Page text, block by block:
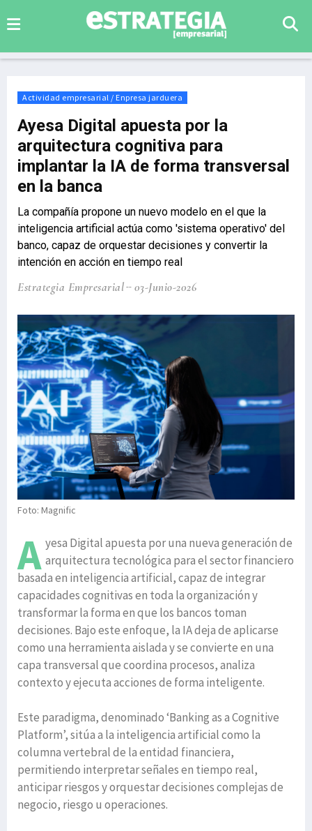
Actividad empresarial / Enpresa jarduera
Ayesa Digital apuesta por la
arquitectura cognitiva para
implantar la IA de forma transversal
en la banca
La compañía propone un nuevo modelo en el que la
inteligencia artificial actúa como 'sistema operativo' del
banco, capaz de orquestar decisiones y convertir la
intención en acción en tiempo real
Estrategia Empresarial 03-Junio-2026
Foto: Magnific
A yesa Digital apuesta por una nueva generación de
arquitectura tecnológica para el sector financiero
basada en inteligencia artificial, capaz de integrar
capacidades cognitivas en toda la organización y
transformar la forma en que los bancos toman
decisiones. Bajo este enfoque, la IA deja de aplicarse
como una herramienta aislada y se convierte en una
capa transversal que coordina procesos, analiza
contexto y ejecuta acciones de forma inteligente.
Este paradigma, denominado ‘Banking as a Cognitive
Platform’, sitúa a la inteligencia artificial como la
columna vertebral de la entidad financiera,
permitiendo interpretar señales en tiempo real,
anticipar riesgos y orquestar decisiones complejas de
negocio, riesgo u operaciones.